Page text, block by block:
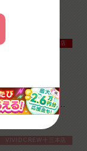
い！暑い夏よ
ます！
VIVIDCREW梅田堂山店
/ B.80(D) /
【みほさん】
も色気があっ
いてしまいまし
VIVIDCREW十三本店